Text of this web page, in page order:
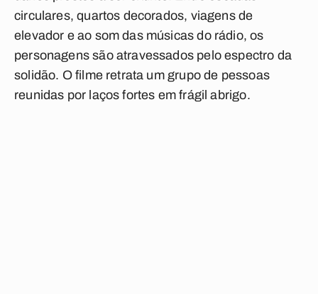
circulares, quartos decorados, viagens de
elevador e ao som das músicas do rádio, os
personagens são atravessados pelo espectro da
solidão. O filme retrata um grupo de pessoas
reunidas por laços fortes em frágil abrigo.